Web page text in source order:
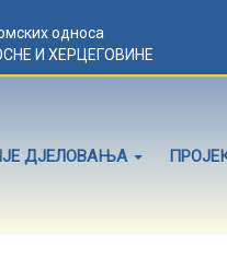
односа
И ХЕРЦЕГОВИНЕ
ДЈЕЛОВАЊА